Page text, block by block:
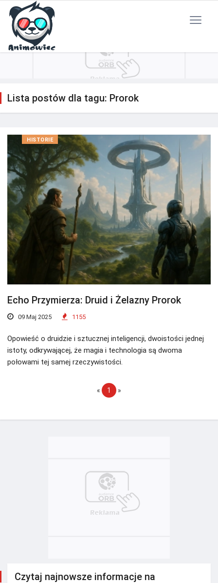
Polityka Prywatności
Lista postów dla tagu: Prorok
HISTORIE
Echo Przymierza: Druid i Żelazny Prorok
09 Maj 2025 1155
Opowieść o druidzie i sztucznej inteligencji, dwoistości jednej
istoty, odkrywającej, że magia i technologia są dwoma
połowami tej samej rzeczywistości.
« 1 »
Czytaj najnowsze informacje na